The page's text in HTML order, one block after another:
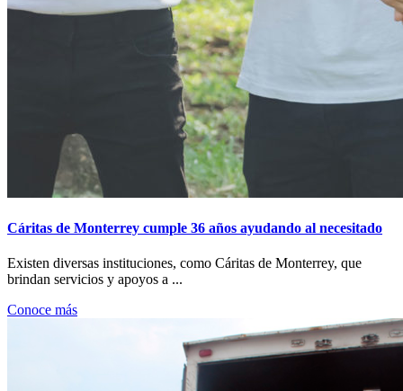
Cáritas de Monterrey cumple 36 años ayudando al necesitado
Existen diversas instituciones, como Cáritas de Monterrey, que
brindan servicios y apoyos a ...
Conoce más